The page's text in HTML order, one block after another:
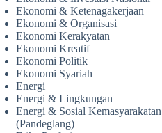
Ekonomi & Ketenagakerjaan
Ekonomi & Organisasi
Ekonomi Kerakyatan
Ekonomi Kreatif
Ekonomi Politik
Ekonomi Syariah
Energi
Energi & Lingkungan
Energi & Sosial Kemasyarakatan
(Pandeglang)